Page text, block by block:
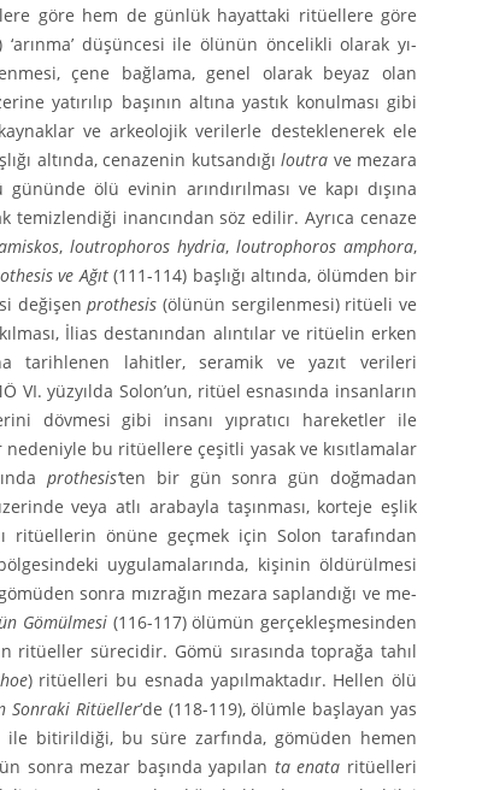
göre hem de günlük hayattaki ritüellere göre
‘arınma’ düşüncesi ile ölünün öncelikli olarak yı­
çene bağlama, ge­nel olarak beyaz olan
yatırılıp başının altına yastık konulması gibi
ve arkeolojik verilerle desteklenerek ele
altında, cenazenin kut­sandığı loutra ve mezara
ölü evinin arındırılması ve kapı dışına
inancından söz edilir. Ayrıca cenaze
, loutrophoros hydria, lout­rophoros amphora,
ve Ağıt(111-114) başlığı altında, ölümden bir
değişen prothesis (ölünün sergilenmesi) ritüeli ve
İlias destanından alıntılar ve ritüelin erken
ta­rih­lenen lahitler, seramik ve yazıt verileri
yüzyılda Solon’un, ritüel esnasında insanların
dövmesi gibi insanı yıpratıcı hare­ketler ile
bu ritüellere çeşitli yasak ve kısıtlamalar
prothesis’ten bir gün sonra gün doğmadan
veya atlı arabayla taşınması, korteje eşlik
ritüellerin önüne geç­mek için Solon tarafından
uygulamalarında, kişinin öldürülmesi
sonra mızrağın mezara saplandığı ve me­
Gömülmesi(116-117) ölümün gerçekleşmesinden
ritüeller sürecidir. Gömü sırasında toprağa tahıl
) ritüelleri bu esnada yapılmaktadır. Hellen ölü
Sonraki Ritüeller’de (118-119), ölümle başlayan yas
bitirildiği, bu süre zarfında, gömüden hemen
sonra mezar başında yapılan ta enata ritü­elleri